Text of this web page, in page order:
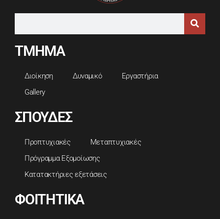
ΤΜΗΜΑ
Διοίκηση Δυναμικό
Εργαστήρια
Gallery
ΣΠΟΥΔΕΣ
Προπτυχιακές
Μεταπτυχιακές
Πρόγραμμα Εξομοίωσης
Κατατακτήριες εξετάσεις
ΦΟΙΤΗΤΙΚΑ